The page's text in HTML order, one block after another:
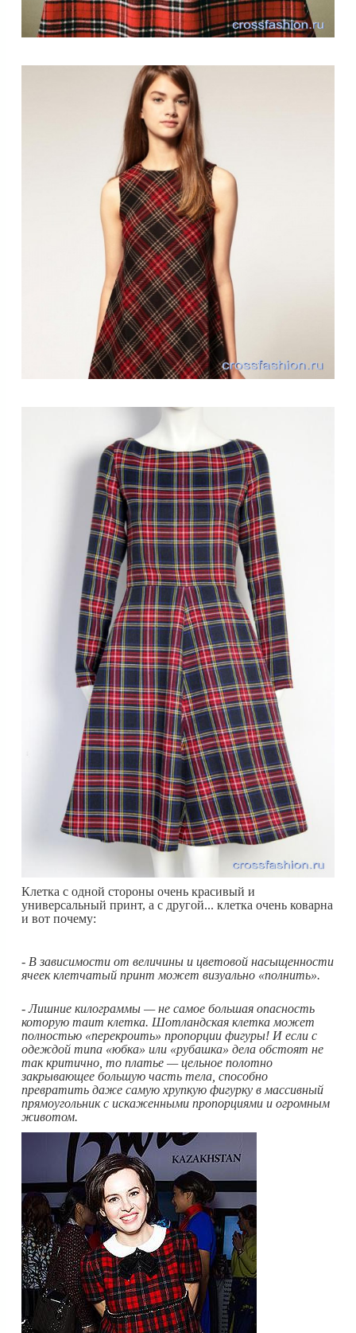
Клетка с одной стороны очень красивый и
универсальный принт, а с другой... клетка очень коварна
и вот почему:
- В зависимости от величины и цветовой насыщенности
ячеек клетчатый принт может визуально «полнить».
- Лишние килограммы — не самое большая опасность
которую таит клетка. Шотландская клетка может
полностью «перекроить» пропорции фигуры! И если с
одеждой типа «юбка» или «рубашка» дела обстоят не
так критично, то платье — цельное полотно
закрывающее большую часть тела, способно
превратить даже самую хрупкую фигурку в массивный
прямоугольник с искаженными пропорциями и огромным
животом.